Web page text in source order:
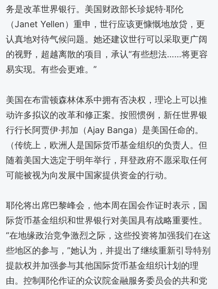
务是改革世界银行。美国财政部长珍妮特·耶伦
（Janet Yellen）重申，世行应该更慷慨地放贷，更
认真地对待气候问题。她还建议世行可以采取更广阔
的视野，超越离散的项目，承认“有些想法……将更容
易实现。有些会更难。”
美国在布雷顿森林体系中拥有否决权，理论上可以推
动许多拟议的改革和修正案。按照惯例，新任世界银
行行长阿贾伊·邦加（Ajay Banga）是美国任命的。
（传统上，欧洲人是国际货币基金组织的负责人。但
随着美国大选定于明年举行，拜登政府不愿采取任何
可能被视为向发展中国家提供资金的行动。
耶伦将出席巴黎峰会，他本周在国会作证时表示，国
际货币基金组织和世界银行对美国具有战略重要性。
“在地缘政治竞争激烈之际，这些投资将加强我们在这
些地区的参与，”她认为，并提出了继续重新引导特别
提款权并加强参与其他国际货币基金组织计划的理
由。控制耶伦作证的众议院金融服务委员会的共和党